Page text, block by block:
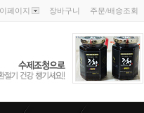
페이지 장바구니 주문/배송조회